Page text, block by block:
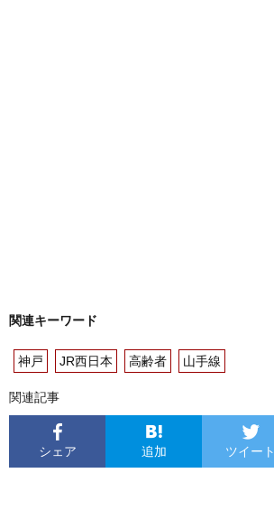
関連キーワード
神戸 JR西日本 高齢者 山手線
関連記事
シェア 追加 ツイート